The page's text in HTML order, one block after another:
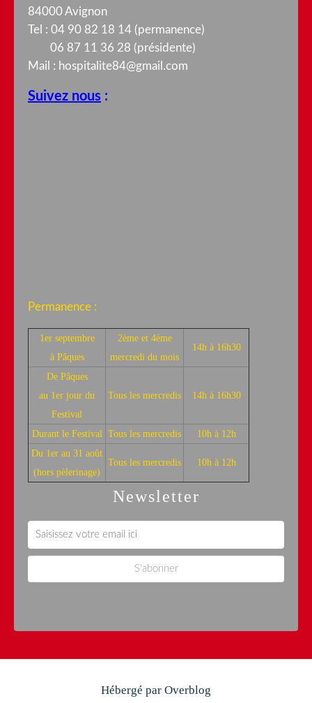
Newsletter
84000 Avignon
Tel : 04 90 82 18 14 (permanence)
06 87 11 36 28 (présidente)
Mail : hospitalite84@gmail.com
Suivez nous :
Permanence :
1er septembre
à Pâques
2ème et 4ème
mercredi du mois
14h à 16h30
De Pâques
au 1er jour du
Festival
Tous les mercredis 14h à 16h30
Durant le Festival Tous les mercredis
10h à 12h
Du 1er au 31 août
(hors pèlerinage)
Tous les mercredis 10h à 12h
Hébergé par Overblog